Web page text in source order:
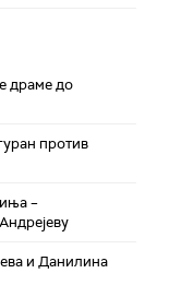
драме до
против
–
и Данилина